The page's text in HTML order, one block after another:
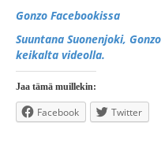
Gonzo Facebookissa
Suuntana Suonenjoki,
keikalta videolla.
Jaa tämä muillekin:
Facebook Twitter